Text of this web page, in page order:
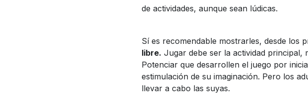
de actividades, aunque sean lúdicas.
Sí es recomendable mostrarles, desde los
libre. Jugar debe ser la actividad principal,
Potenciar que desarrollen el juego por
estimulación de su imaginación. Pero los
llevar a cabo las suyas.